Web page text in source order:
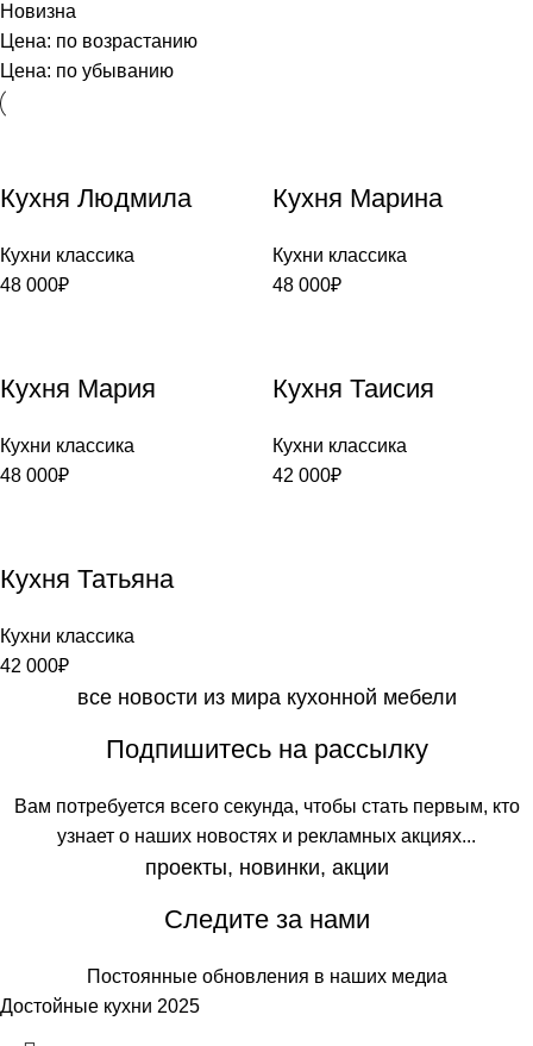
Новизна
Цена: по возрастанию
Цена: по убыванию
Кухня Людмила
Кухни классика
48 000₽
Кухня Марина
Кухни классика
48 000₽
Кухня Мария
Кухни классика
48 000₽
Кухня Таисия
Кухни классика
42 000₽
Кухня Татьяна
Кухни классика
42 000₽
все новости из мира кухонной мебели
Подпишитесь на рассылку
Вам потребуется всего секунда, чтобы стать первым, кто
узнает о наших новостях и рекламных акциях...
проекты, новинки, акции
Следите за нами
Постоянные обновления в наших медиа
Достойные кухни 2025